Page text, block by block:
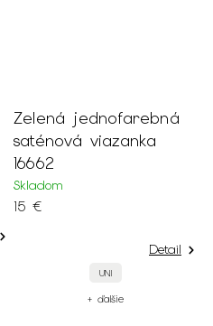
Zlatá
saténová